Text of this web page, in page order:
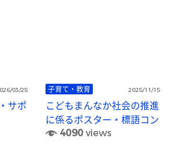
03/25
サポ
子育て・教育 2025/11/15
こどもまんなか社会の推進
に係るポスター・標語コン
クール
4090views